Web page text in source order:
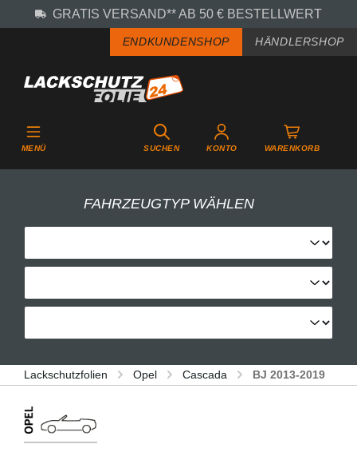
Zum Hauptinhalt springen
GRATIS VERSAND** AB 50 € BESTELLWERT
ENDKUNDENSHOP HÄNDLERSHOP
MENÜ SUCHEN KONTO WARENKORB
FAHRZEUGTYP WÄHLEN
Lackschutzfolien Opel Cascada BJ 2013-2019